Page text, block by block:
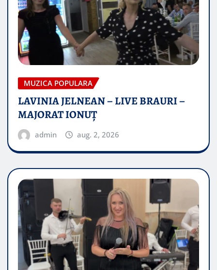
MUZICA POPULARA
LAVINIA JELNEAN – LIVE BRAURI –
MAJORAT IONUŢ
admin aug. 2, 2026